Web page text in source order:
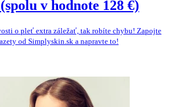
v hodnote 128 €)
o pleť extra záležať, tak robíte chybu! Zapojte
od Simplyskin.sk a napravte to!